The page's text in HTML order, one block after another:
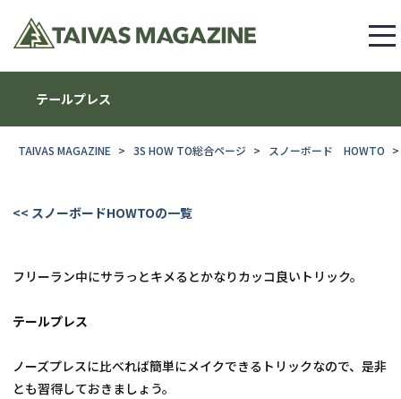
テールプレス
TAIVAS MAGAZINE 3S HOW TO総合ページ スノーボード HOWTO
<< スノーボードHOWTOの一覧
フリーラン中にサラっとキメるとかなりカッコ良いトリック。
テールプレス
ノーズプレスに比べれば簡単にメイクできるトリックなので、是非
とも習得しておきましょう。